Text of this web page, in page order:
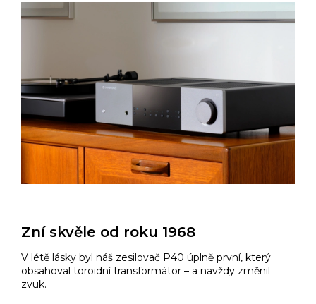
Zní skvěle od roku 1968
V létě lásky byl náš zesilovač P40 úplně první, který
obsahoval toroidní transformátor – a navždy změnil
zvuk.